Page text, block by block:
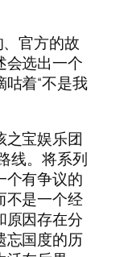
、官方的故
会选出一个
着“不是我
之宝娱乐团
线。将系列
个有争议的
不是一个经
原因存在分
忘国度的历